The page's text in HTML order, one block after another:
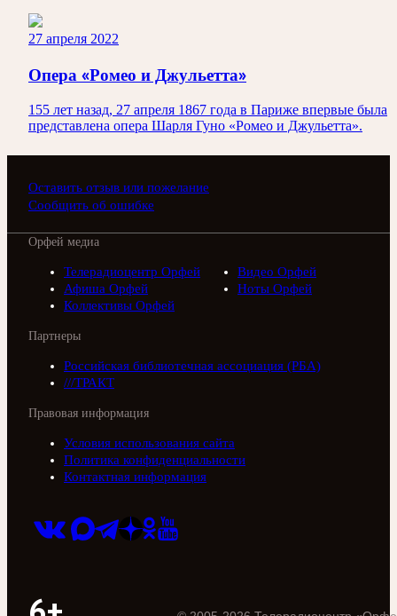
27 апреля 2022
Опера «Ромео и Джульетта»
155 лет назад, 27 апреля 1867 года в Париже впервые была
представлена опера Шарля Гуно «Ромео и Джульетта».
Оставить отзыв или пожелание
Сообщить об ошибке
Орфей медиа
Телерадиоцентр Орфей
Видео Орфей
Афиша Орфей
Ноты Орфей
Коллективы Орфей
Партнеры
Российская библиотечная ассоциация (РБА)
///ТРАКТ
Правовая информация
Условия использования сайта
Политика конфиденциальности
Контактная информация